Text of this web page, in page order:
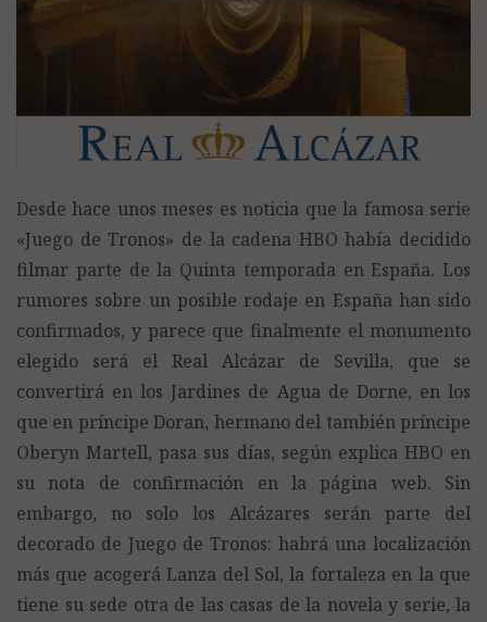
Desde hace unos meses es noticia que la famosa serie
«Juego de Tronos» de la cadena HBO había decidido
filmar parte de la Quinta temporada en España. Los
rumores sobre un posible rodaje en España han sido
confirmados, y parece que finalmente el monumento
elegido será el Real Alcázar de Sevilla, que se
convertirá en los Jardines de Agua de Dorne, en los
que en príncipe Doran, hermano del también príncipe
Oberyn Martell, pasa sus días, según explica HBO en
su nota de confirmación en la página web. Sin
embargo, no solo los Alcázares serán parte del
decorado de Juego de Tronos: habrá una localización
más que acogerá Lanza del Sol, la fortaleza en la que
tiene su sede otra de las casas de la novela y serie, la